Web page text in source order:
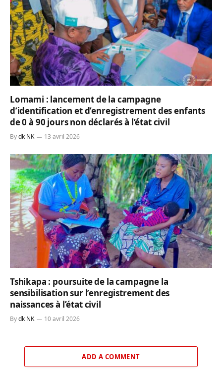
Lomami : lancement de la campagne
d’identification et d’enregistrement des enfants
de 0 à 90 jours non déclarés à l’état civil
Bydk NK 13 avril 2026
Tshikapa : poursuite de la campagne la
sensibilisation sur l’enregistrement des
naissances à l’état civil
Bydk NK 10 avril 2026
ADD A COMMENT